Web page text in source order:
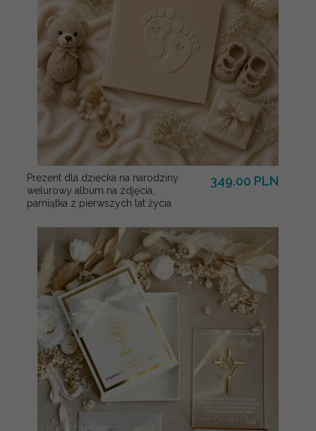
Prezent dla dziecka na narodziny
welurowy album na zdjęcia,
pamiątka z pierwszych lat życia
349.00 PLN